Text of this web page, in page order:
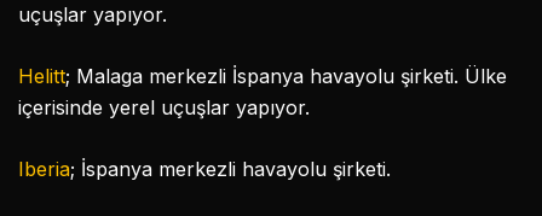
uçuşlar yapıyor.
Helitt; Malaga merkezli İspanya havayolu şirketi. Ülke
içerisinde yerel uçuşlar yapıyor.
Iberia; İspanya merkezli havayolu şirketi.